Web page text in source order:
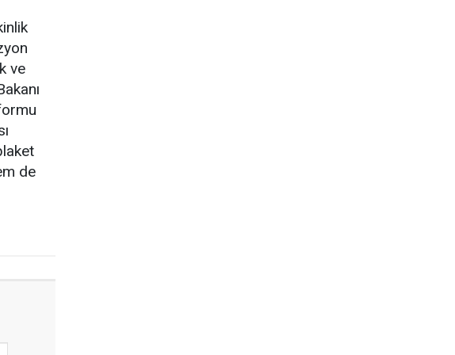
ve
de